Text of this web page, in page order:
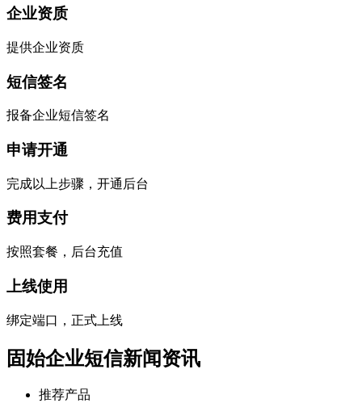
企业资质
提供企业资质
短信签名
报备企业短信签名
申请开通
完成以上步骤，开通后台
费用支付
按照套餐，后台充值
上线使用
绑定端口，正式上线
固始企业短信新闻资讯
推荐产品